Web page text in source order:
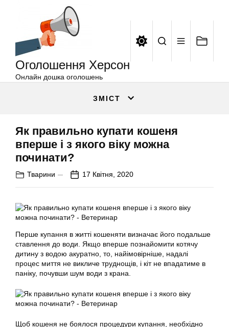
Оголошення Херсон
Онлайн дошка оголошень
ЗМІСТ
Як правильно купати кошеня
вперше і з якого віку можна
починати?
Тварини 17 Квітня, 2020
Перше купання в житті кошеняти визначає його подальше
ставлення до води. Якщо вперше познайомити котячу
дитину з водою акуратно, то, найімовірніше, надалі
процес миття не викличе труднощів, і кіт не впадатиме в
паніку, почувши шум води з крана.
Щоб кошеня не боялося процедури купання, необхідно